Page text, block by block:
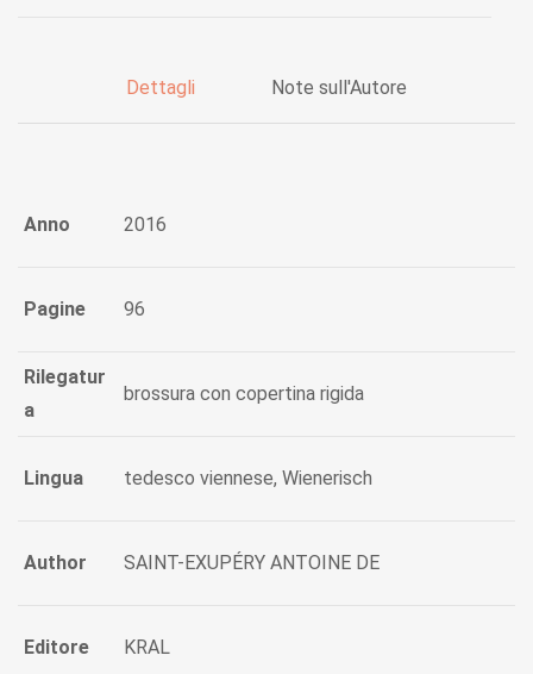
Dettagli Note sull'Autore
Anno 2016
Pagine 96
Rilegatur
a
brossura con copertina rigida
Lingua tedesco viennese, Wienerisch
Author SAINT-EXUPÉRY ANTOINE DE
Editore KRAL